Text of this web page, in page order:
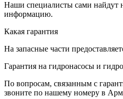
Наши специалисты сами
информацию.
Какая гарантия
На запасные части
Гарантия на гидронасосы и
По вопросам, связанным с
звоните по нашему номеру в